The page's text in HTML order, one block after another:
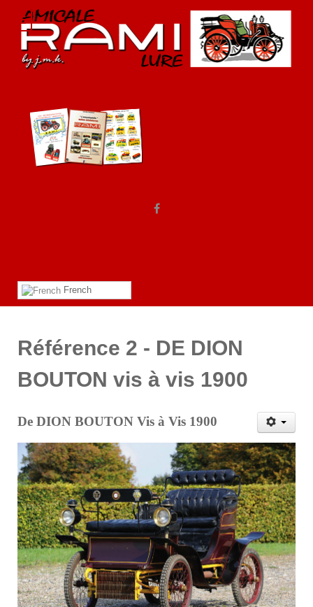
French
Référence 2 - DE DION
BOUTON vis à vis 1900
De DION BOUTON Vis à Vis 1900